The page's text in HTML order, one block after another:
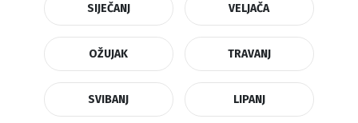
SIJEČANJ VELJAČA
OŽUJAK TRAVANJ
SVIBANJ LIPANJ